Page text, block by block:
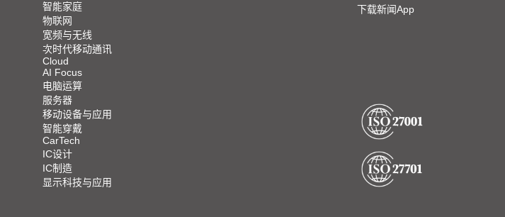
智能家庭
物联网
宽频与无线
次时代移动通讯
Cloud
AI Focus
电脑运算
服务器
移动设备与应用
智能穿戴
CarTech
IC设计
IC制造
显示科技与应用
下载新闻App